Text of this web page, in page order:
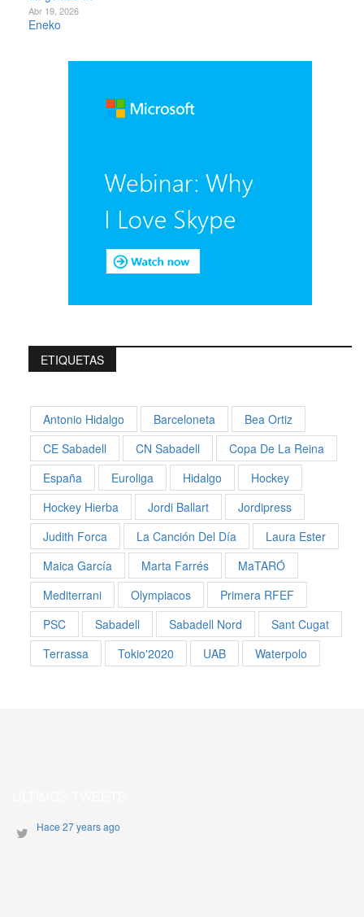
Abr 19, 2026
ETIQUETAS
Antonio Hidalgo Barceloneta
Bea Ortiz
CE Sabadell
CN Sabadell
Copa De La Reina
España
Euroliga Hidalgo
Hockey
Hockey Hierba
Jordi Ballart
Jordipress
Judith Forca
La Canción Del Día
Laura Ester
Maica García
Marta Farrés
MaTARÓ
Mediterrani
Olympiacos
Primera RFEF
PSC
Sabadell Sabadell Nord
Sant Cugat
Terrassa
Tokio'2020 UAB Waterpolo
Hace 27 years ago